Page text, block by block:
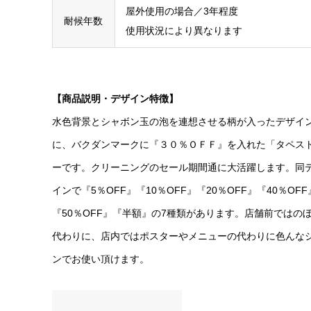
耐候年数
屋外使用の場合／3年程度
使用状況により異なります
【商品説明・デザイン特徴】
水色背景とシャボン玉の泡を連想させる柄が入ったデザイ
に、バクダンマークに『３０％ＯＦＦ』を入れた「タペス
ーです。クリーニングのセール期間通に大活躍します。同
インで『5％OFF』『10％OFF』『20％OFF』『40％OFF』
『50％OFF』『半額』の7種類があります。店舗前ではの
代わりに、店内ではポスターやメニューの代わりに色んな
ンでお使い頂けます。